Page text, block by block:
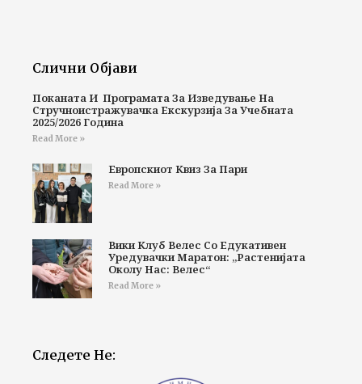
Слични Објави
Поканата И Програмата За Изведување На
Стручноистражувачка Екскурзија За Учебната
2025/2026 Година
Read More »
Европскиот Квиз За Пари
Read More »
Вики Клуб Велес Со Едукативен
Уредувачки Маратон: „Растенијата
Околу Нас: Велес“
Read More »
Следете Не: